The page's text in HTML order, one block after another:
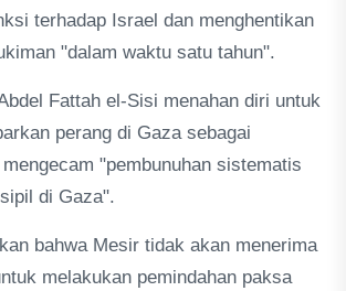
terhadap Israel dan menghentikan
"dalam waktu satu tahun".
Fattah el-Sisi menahan diri untuk
perang di Gaza sebagai
"pembunuhan sistematis
di Gaza".
bahwa Mesir tidak akan menerima
melakukan pemindahan paksa